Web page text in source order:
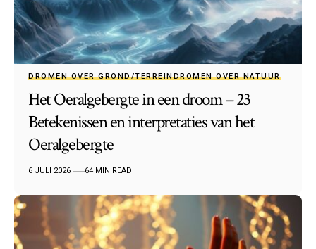
DROMEN OVER GROND/TERREINDROMEN OVER NATUUR
Het Oeralgebergte in een droom – 23
Betekenissen en interpretaties van het
Oeralgebergte
6 JULI 2026 64 MIN READ